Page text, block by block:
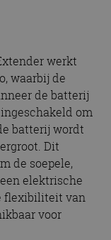
werkt
waarbij de
de batterij
om
batterij wordt
Dit
de soepele,
elektrische
flexibiliteit van
voor